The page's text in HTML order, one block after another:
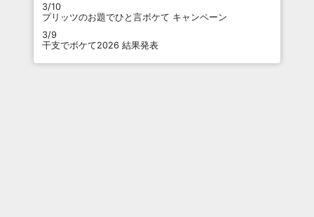
3/10
プリッツのお題でひと言ボケて キャンペーン
3/9
干支でボケて2026 結果発表